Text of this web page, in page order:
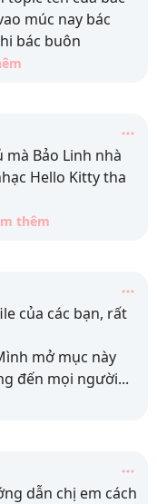
múc nay bác
bác buôn
mà Bảo Linh nhà
Hello Kitty tha
thêm
của các bạn, rất
mở mục này
đến mọi người...
dẫn chị em cách